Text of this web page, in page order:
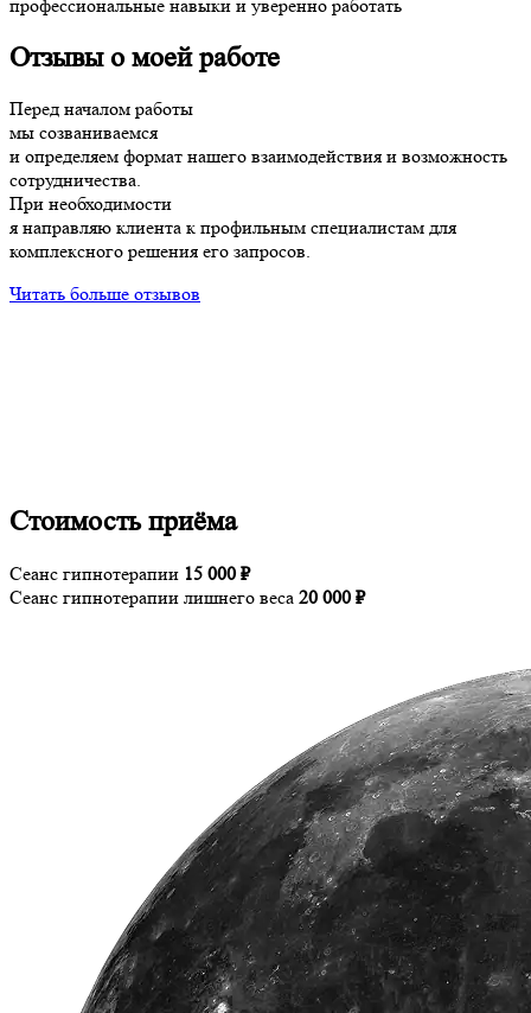
профессиональные навыки и уверенно работать
Отзывы о моей работе
Перед началом работы
мы созваниваемся
и определяем формат нашего взаимодействия и возможность
сотрудничества.
При необходимости
я направляю клиента к профильным специалистам для
комплексного решения его запросов.
Читать больше отзывов
Стоимость приёма
Сеанс гипнотерапии 15 000 ₽
Сеанс гипнотерапии лишнего веса 20 000 ₽